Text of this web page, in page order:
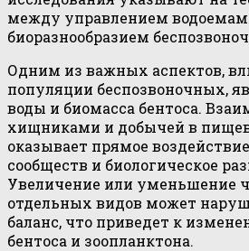
между управлением
биоразнообразием
Одним из важных аспектов,
популяции беспозвоночных,
воды и биомасса бентоса.
хищниками и добычей в
оказывает прямое
сообществ и биологическое
Увеличение или уменьшение
отдельных видов может
баланс, что приведет к
бентоса и зоопланктона.